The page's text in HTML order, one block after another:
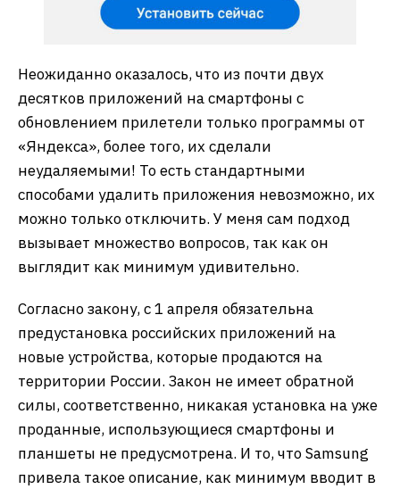
Неожиданно оказалось, что из почти двух
десятков приложений на смартфоны с
обновлением прилетели только программы от
«Яндекса», более того, их сделали
неудаляемыми! То есть стандартными
способами удалить приложения невозможно, их
можно только отключить. У меня сам подход
вызывает множество вопросов, так как он
выглядит как минимум удивительно.
Согласно закону, с 1 апреля обязательна
предустановка российских приложений на
новые устройства, которые продаются на
территории России. Закон не имеет обратной
силы, соответственно, никакая установка на уже
проданные, использующиеся смартфоны и
планшеты не предусмотрена. И то, что Samsung
привела такое описание, как минимум вводит в